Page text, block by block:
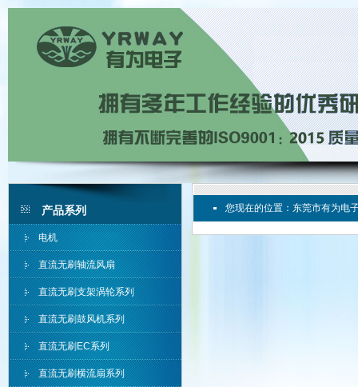
产品系列
电机
直流无刷轴流风扇
直流无刷支架涡轮系列
直流无刷鼓风机系列
直流无刷EC系列
直流无刷横流扇系列
您现在的位置： 东莞市有为电